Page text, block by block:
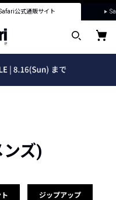
公式通販サイト
ズ)
ジップアップ